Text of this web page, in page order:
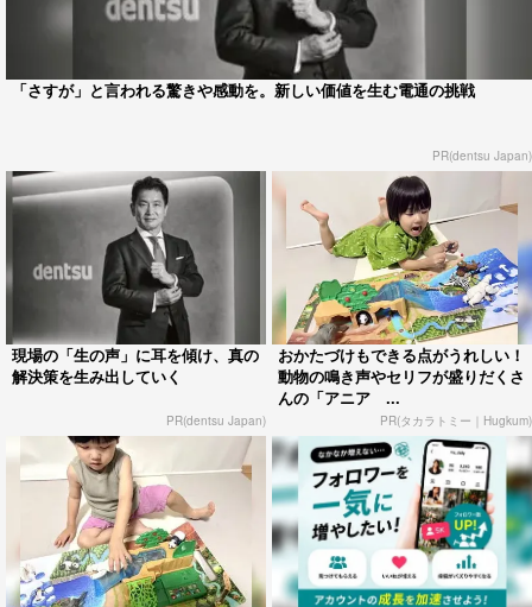
「さすが」と言われる驚きや感動を。新しい価値を生む電通の挑戦
PR(dentsu Japan)
現場の「生の声」に耳を傾け、真の
解決策を生み出していく
PR(dentsu Japan)
おかたづけもできる点がうれしい！
動物の鳴き声やセリフが盛りだくさ
んの「アニア ...
PR(タカラトミー｜Hugkum)